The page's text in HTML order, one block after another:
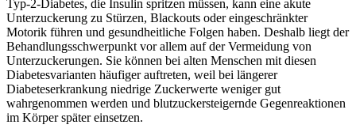
Typ-2-Diabetes, die Insulin spritzen müssen, kann eine akute
Unterzuckerung zu Stürzen, Blackouts oder eingeschränkter
Motorik führen und gesundheitliche Folgen haben. Deshalb liegt der
Behandlungsschwerpunkt vor allem auf der Vermeidung von
Unterzuckerungen. Sie können bei alten Menschen mit diesen
Diabetesvarianten häufiger auftreten, weil bei längerer
Diabeteserkrankung niedrige Zuckerwerte weniger gut
wahrgenommen werden und blutzuckersteigernde Gegenreaktionen
im Körper später einsetzen.